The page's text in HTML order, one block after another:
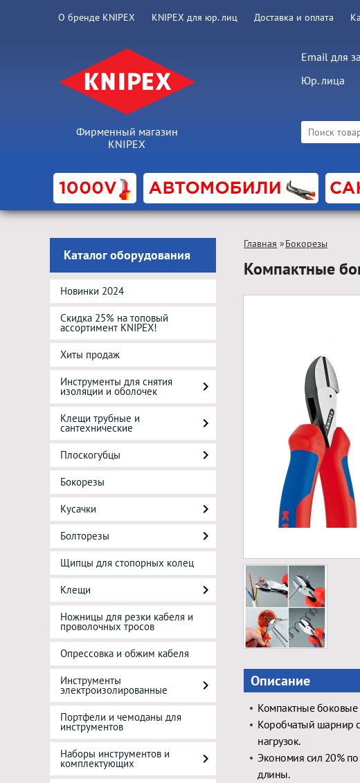
О бренде KNIPEX KNIPEX для юр. лиц Доставка и оплата
Фирменный магазин
KNIPEX
Email для
Юр. лица
Каталог оборудования
Новинки 2024
Скидка 25% на топовый
ассортимент KNIPEX!
Хиты продаж
Инструменты для снятия
изоляции и оболочек
Клещи трубные и
сантехнические
Плоскогубцы
Бокорезы
Кусачки
Болторезы
Щипцы для стопорных колец
Клещи
Ножницы для резки кабеля и
проволочных тросов
Опрессовка и обжим кабеля
Инструменты
электроизолированные
Портфели и чемоданы для
инструментов
Наборы инструментов и
комплектующих
Главная »Бокорезы
Компактные
Описание
Компактные боковые
Коробчатый шарнир
нагрузок.
Экономия сил 20%
длины.